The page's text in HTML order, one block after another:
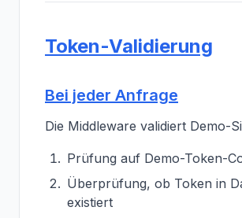
Token-Validierung
Bei jeder Anfrage
Die Middleware validiert Demo-
Prüfung auf Demo-Token-
Überprüfung, ob Token in
existiert